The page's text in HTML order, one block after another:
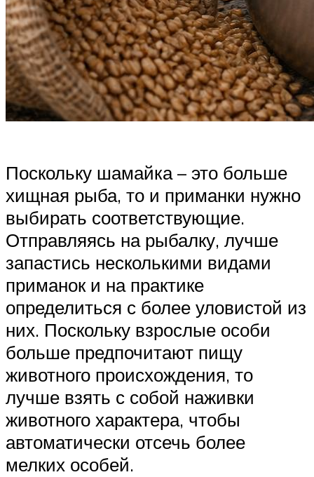
Поскольку шамайка – это больше
хищная рыба, то и приманки нужно
выбирать соответствующие.
Отправляясь на рыбалку, лучше
запастись несколькими видами
приманок и на практике
определиться с более уловистой из
них. Поскольку взрослые особи
больше предпочитают пищу
животного происхождения, то
лучше взять с собой наживки
животного характера, чтобы
автоматически отсечь более
мелких особей.